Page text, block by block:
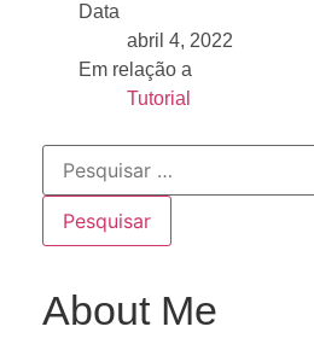
Data
abril 4, 2022
Em relação a
Tutorial
About Me